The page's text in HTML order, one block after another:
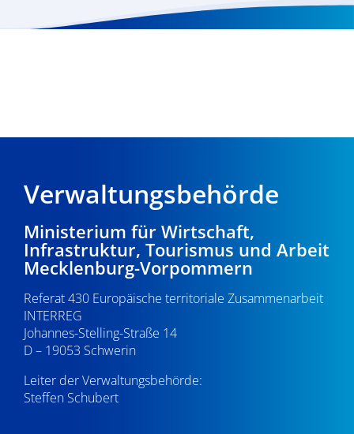
Verwaltungsbehörde
Ministerium für Wirtschaft,
Infrastruktur, Tourismus und Arbeit
Mecklenburg-Vorpommern
Referat 430 Europäische territoriale Zusammenarbeit
INTERREG
Johannes-Stelling-Straße 14
D – 19053 Schwerin
Leiter der Verwaltungsbehörde:
Steffen Schubert